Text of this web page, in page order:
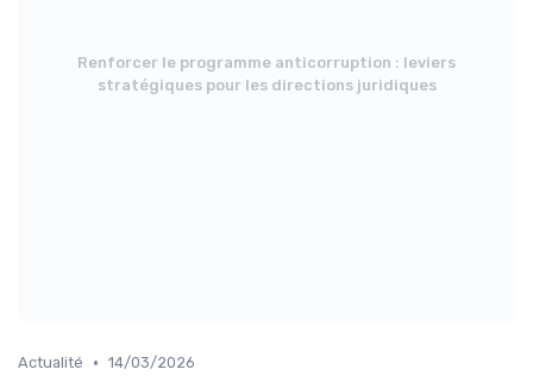
Renforcer le programme anticorruption : leviers
stratégiques pour les directions juridiques
Actualité • 14/03/2026